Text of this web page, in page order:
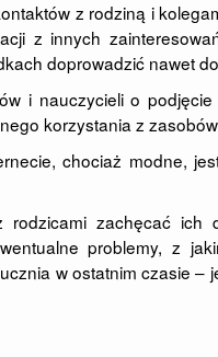
z rodziną i
z innych
doprowadzić nawet
i nauczycieli o podjęcie
korzystania z
chociaż modne,
zachęcać ich
problemy, z
w ostatnim czasie –